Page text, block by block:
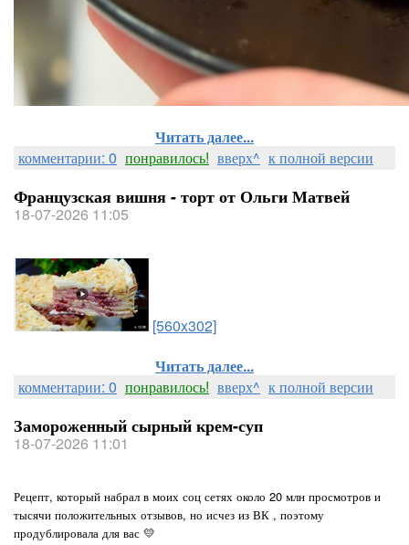
Читать далее...
комментарии: 0 понравилось! вверх^ к полной версии
Французская вишня - торт от Ольги Матвей
18-07-2026 11:05
[560x302]
Читать далее...
комментарии: 0 понравилось! вверх^ к полной версии
Замороженный сырный крем-суп
18-07-2026 11:01
Рецепт, который набрал в моих соц сетях около 20 млн просмотров и
тысячи положительных отзывов, но исчез из ВК , поэтому
продублировала для вас 💛